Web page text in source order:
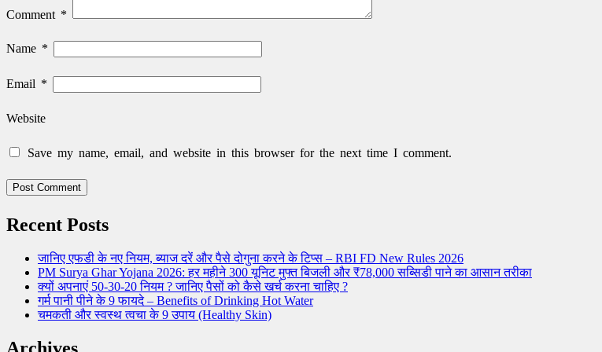
Comment *
Name *
Email *
Website
Save my name, email, and website in this browser for the next time I comment.
Recent Posts
जानिए एफडी के नए नियम, ब्याज दरें और पैसे दोगुना करने के टिप्स – RBI FD New Rules 2026
PM Surya Ghar Yojana 2026: हर महीने 300 यूनिट मुफ्त बिजली और ₹78,000 सब्सिडी पाने का आसान तरीका
क्यों अपनाएं 50-30-20 नियम ? जानिए पैसों को कैसे खर्च करना चाहिए ?
गर्म पानी पीने के 9 फायदे – Benefits of Drinking Hot Water
चमकती और स्वस्थ त्वचा के 9 उपाय (Healthy Skin)